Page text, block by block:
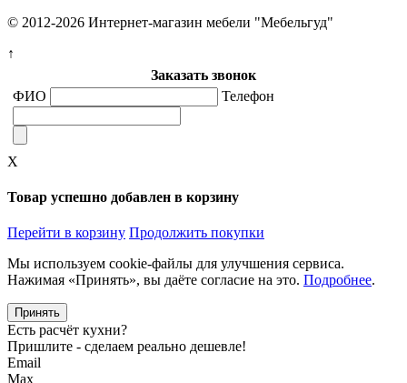
© 2012-2026 Интернет-магазин мебели "Мебельгуд"
↑
Заказать звонок
ФИО
Телефон
X
Товар успешно добавлен в корзину
Перейти в корзину Продолжить покупки
Мы используем cookie-файлы для улучшения сервиса.
Нажимая «Принять», вы даёте согласие на это. Подробнее.
Принять
Есть расчёт кухни?
Пришлите - сделаем реально дешевле!
Email
Max